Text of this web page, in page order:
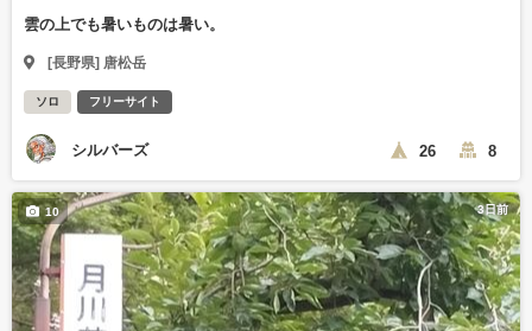
雲の上でも暑いものは暑い。
[長野県] 唐松岳
ソロ フリーサイト
シルバーズ 26 8
3日前
10